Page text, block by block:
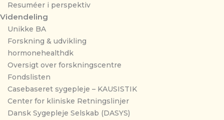
Resuméer i perspektiv
Videndeling
Unikke BA
Forskning & udvikling
hormonehealthdk
Oversigt over forskningscentre
Fondslisten
Casebaseret sygepleje – KAUSISTIK
Center for kliniske Retningslinjer
Dansk Sygepleje Selskab (DASYS)